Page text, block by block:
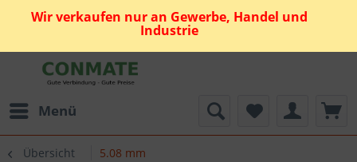
Wir verkaufen nur an Gewerbe, Handel und
Industrie
Menü
Übersicht 5.08 mm